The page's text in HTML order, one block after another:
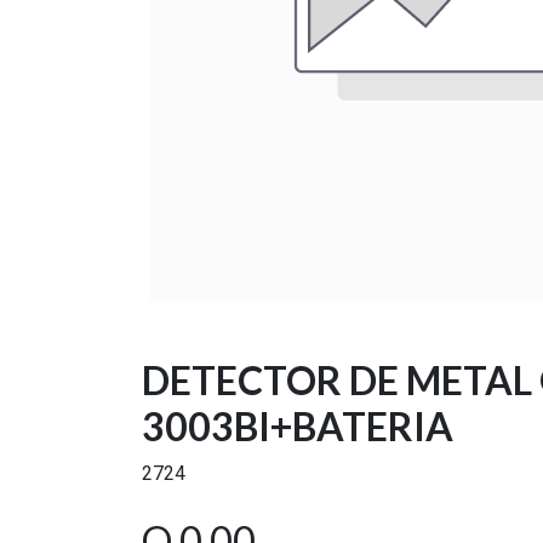
DETECTOR DE METAL
3003BI+BATERIA
2724